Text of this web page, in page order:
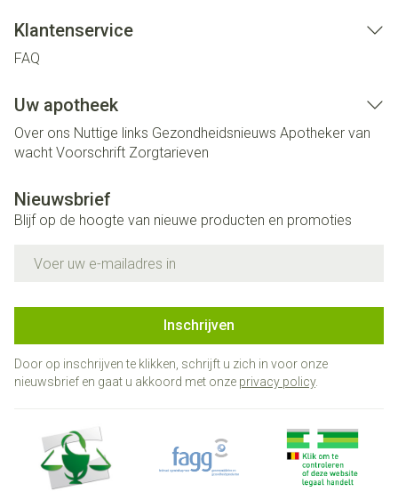
Klantenservice
FAQ
Uw apotheek
Over ons Nuttige links Gezondheidsnieuws Apotheker van
wacht Voorschrift Zorgtarieven
Nieuwsbrief
Blijf op de hoogte van nieuwe producten en promoties
Inschrijven
Door op inschrijven te klikken, schrijft u zich in voor onze
nieuwsbrief en gaat u akkoord met onze privacy policy.